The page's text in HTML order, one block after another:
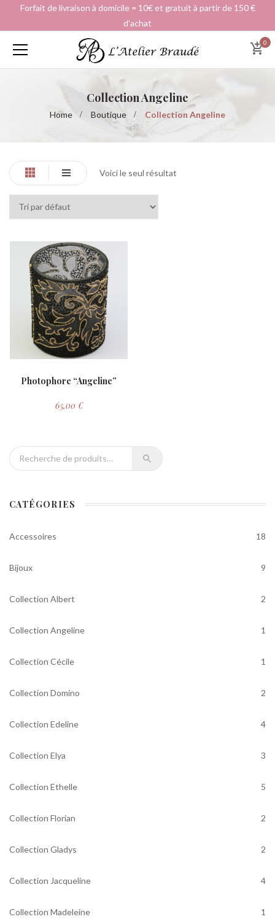
Forfait de livraison à domicile = 10€ et gratuit à partir de 150 €
d'achat
0
Collection Angeline
Home Boutique Collection Angeline
Voici le seul résultat
Photophore “Angeline”
65,00 €
Recherche pour :
CATÉGORIES
Accessoires 18
Bijoux 9
Collection Albert 2
Collection Angeline 1
Collection Cécile 1
Collection Domino 2
Collection Edeline 4
Collection Elya 3
Collection Ethelle 5
Collection Florian 2
Collection Gladys 2
Collection Jacqueline 4
Collection Madeleine 1